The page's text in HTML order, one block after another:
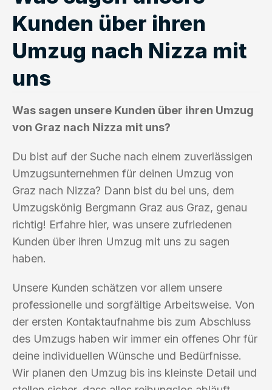
Kunden über ihren
Umzug nach Nizza mit
uns
Was sagen unsere Kunden über ihren Umzug
von Graz nach Nizza mit uns?
Du bist auf der Suche nach einem zuverlässigen
Umzugsunternehmen für deinen Umzug von
Graz nach Nizza? Dann bist du bei uns, dem
Umzugskönig Bergmann Graz aus Graz, genau
richtig! Erfahre hier, was unsere zufriedenen
Kunden über ihren Umzug mit uns zu sagen
haben.
Unsere Kunden schätzen vor allem unsere
professionelle und sorgfältige Arbeitsweise. Von
der ersten Kontaktaufnahme bis zum Abschluss
des Umzugs haben wir immer ein offenes Ohr für
deine individuellen Wünsche und Bedürfnisse.
Wir planen den Umzug bis ins kleinste Detail und